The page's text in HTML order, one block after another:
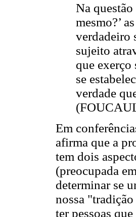
Na
mesmo?’
verdadeiro
sujeito
que exerço
se
verdade
Em
afirma que a
tem dois
(preocupada
determinar se
nossa
ter pessoas